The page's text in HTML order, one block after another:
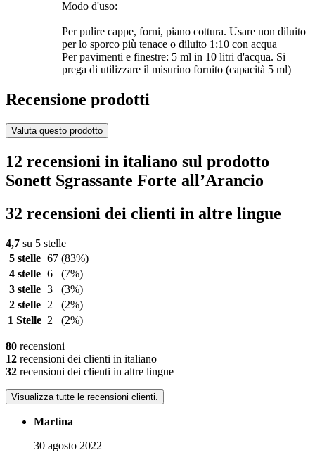
Modo d'uso:
Per pulire cappe, forni, piano cottura. Usare non diluito
per lo sporco più tenace o diluito 1:10 con acqua
Per pavimenti e finestre: 5 ml in 10 litri d'acqua. Si
prega di utilizzare il misurino fornito (capacità 5 ml)
Recensione prodotti
Valuta questo prodotto
12 recensioni in italiano sul prodotto
Sonett Sgrassante Forte all’Arancio
32 recensioni dei clienti in altre lingue
4,7 su 5 stelle
5 stelle 67 (83%)
4 stelle 6
(7%)
3 stelle 3
(3%)
2 stelle
2
(2%)
1 Stelle 2 (2%)
80 recensioni
12 recensioni dei clienti in italiano
32 recensioni dei clienti in altre lingue
Visualizza tutte le recensioni clienti.
Martina
30 agosto 2022